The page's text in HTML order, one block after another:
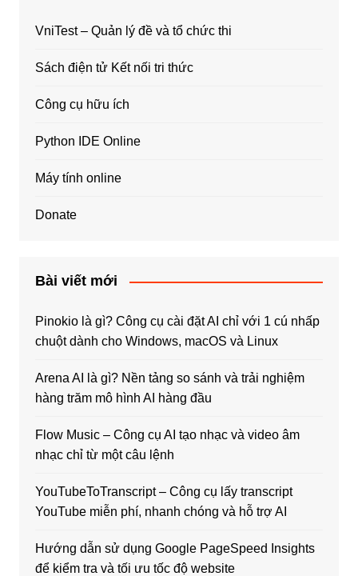
VniTest – Quản lý đề và tổ chức thi
Sách điện tử Kết nối tri thức
Công cụ hữu ích
Python IDE Online
Máy tính online
Donate
Bài viết mới
Pinokio là gì? Công cụ cài đặt AI chỉ với 1 cú nhấp
chuột dành cho Windows, macOS và Linux
Arena AI là gì? Nền tảng so sánh và trải nghiệm
hàng trăm mô hình AI hàng đầu
Flow Music – Công cụ AI tạo nhạc và video âm
nhạc chỉ từ một câu lệnh
YouTubeToTranscript – Công cụ lấy transcript
YouTube miễn phí, nhanh chóng và hỗ trợ AI
Hướng dẫn sử dụng Google PageSpeed Insights
để kiểm tra và tối ưu tốc độ website